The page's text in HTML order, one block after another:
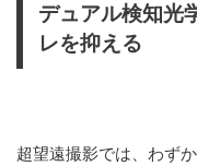
デュアル検知光
レを抑える
超望遠撮影では、わず